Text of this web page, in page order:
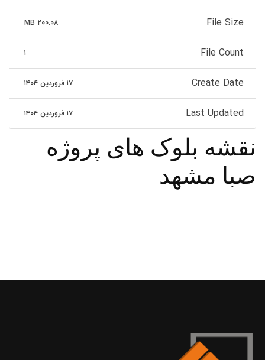
File Size
200.08 MB
File Count ۱
Create Date ۱۷ فروردین ۱۴۰۴
Last Updated ۱۷ فروردین ۱۴۰۴
نقشه بلوک های پروژه
صبا مشهد